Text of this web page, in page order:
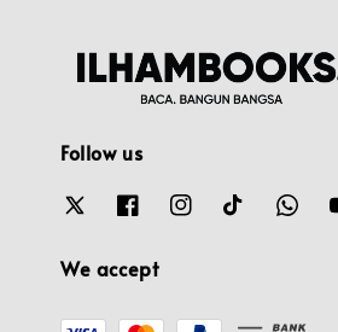
Follow us
We accept